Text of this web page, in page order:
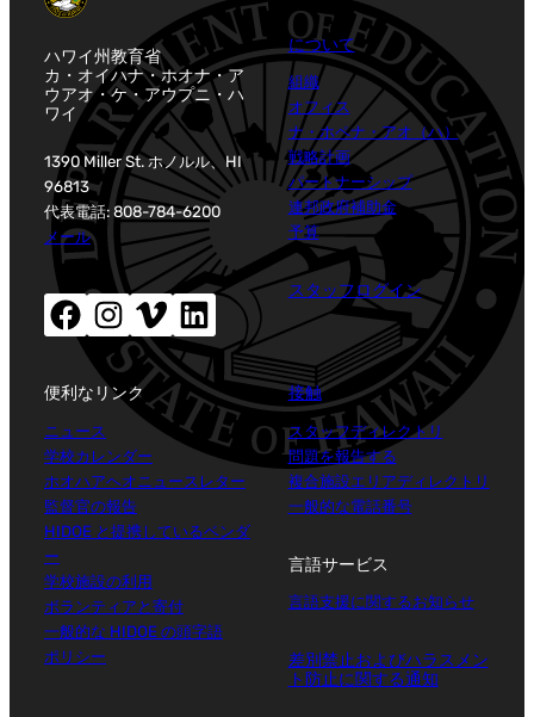
ハワイ州教育省
カ・オイハナ・ホオナ・ア
ウアオ・ケ・アウプニ・ハ
ワイ
1390 Miller St. ホノルル、HI
96813
代表電話: 808-784-6200
メール
Facebook（新しいウィンドウが開きます）Instagram（新しいウィンドウが開きます）
Vimeo (新しいウィンドウが開きます)LinkedIn (新しいウィンドウが開きます)
について
組織
オフィス
ナ・ホペナ・アオ（ハ）
戦略計画
パートナーシップ
連邦政府補助金
予算
スタッフログイン
便利なリンク
ニュース
学校カレンダー
ホオハアヘオニュースレター
監督官の報告
HIDOE と提携しているベンダ
ー
学校施設の利用
ボランティアと寄付
一般的な HIDOE の頭字語
ポリシー
接触
スタッフディレクトリ
問題を報告する
複合施設エリアディレクトリ
一般的な電話番号
言語サービス
言語支援に関するお知らせ
差別禁止およびハラスメン
ト防止に関する通知